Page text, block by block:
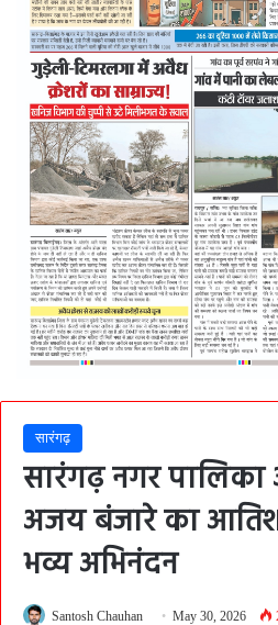
सारंगढ़
सारंगढ़ नगर पालिका
अजय बंजारे का
भव्य अभिनंदन
Santosh Chauhan May 30, 2026